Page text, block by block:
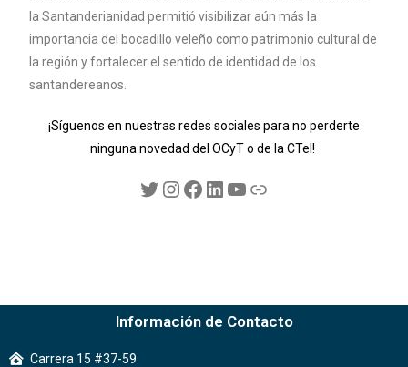
la Santanderianidad permitió visibilizar aún más la
importancia del bocadillo veleño como patrimonio cultural de
la región y fortalecer el sentido de identidad de los
santandereanos.
¡Síguenos en nuestras redes sociales para no perderte
ninguna novedad del OCyT o de la CTeI!
Información de Contacto
Carrera 15 #37-59